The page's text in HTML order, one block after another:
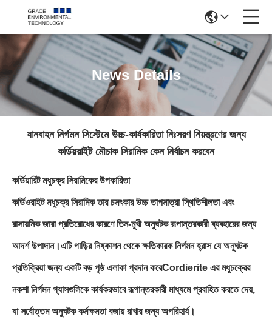
News Details
যানবাহন নির্গমন সিস্টেমে উচ্চ-কার্যকারিতা নিঃসরণ নিয়ন্ত্রণের জন্য
কর্ডিয়রাইট মৌচাক সিরামিক কেন নির্বাচন করবেন
কর্ডিয়ারিট মধুচক্র সিরামিকের উপকারিতা
কর্ডিওরাইট মধুচক্র সিরামিক তার চমৎকার উচ্চ তাপমাত্রা স্থিতিশীলতা এবং
রাসায়নিক জারা প্রতিরোধের কারণে তিন-মুখী অনুঘটক রূপান্তরকারী ব্যবহারের জন্য
আদর্শ উপাদান।এটি গাড়ির নিষ্কাশন থেকে ক্ষতিকারক নির্গমন হ্রাস যে অনুঘটক
প্রতিক্রিয়া জন্য একটি বড় পৃষ্ঠ এলাকা প্রদান করেCordierite এর মধুচক্রের
নকশা নির্গমন গ্যাসগুলিকে কার্যকরভাবে রূপান্তরকারী মাধ্যমে প্রবাহিত করতে দেয়,
যা সর্বোত্তম অনুঘটক কর্মক্ষমতা বজায় রাখার জন্য অপরিহার্য।